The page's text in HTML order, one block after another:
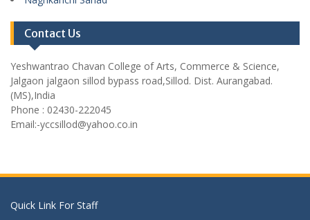
Contact Us
Yeshwantrao Chavan College of Arts, Commerce & Science,
Jalgaon jalgaon sillod bypass road,Sillod. Dist. Aurangabad.
(MS),India
Phone : 02430-222045
Email:-yccsillod@yahoo.co.in
Quick Link For Staff